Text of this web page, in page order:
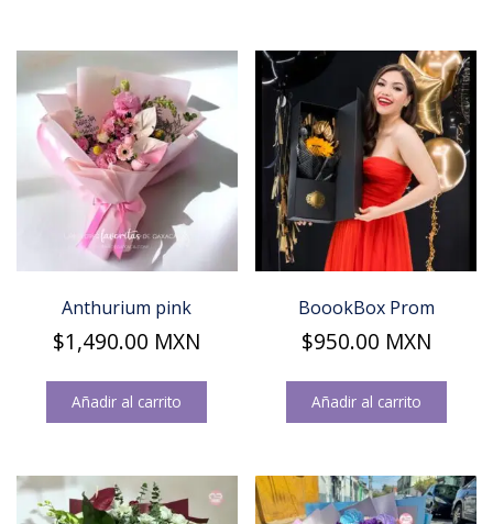
Anthurium pink
$1,490.00 MXN
Añadir al carrito
BoookBox Prom
$950.00 MXN
Añadir al carrito